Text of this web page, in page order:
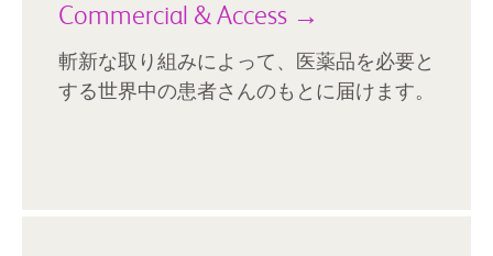
Commercial & Access →
斬新な取り組みによって、医薬品を必要と
する世界中の患者さんのもとに届けます。